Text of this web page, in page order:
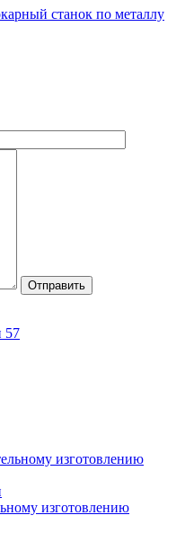
станок по металлу
Отправить
57
изготовлению